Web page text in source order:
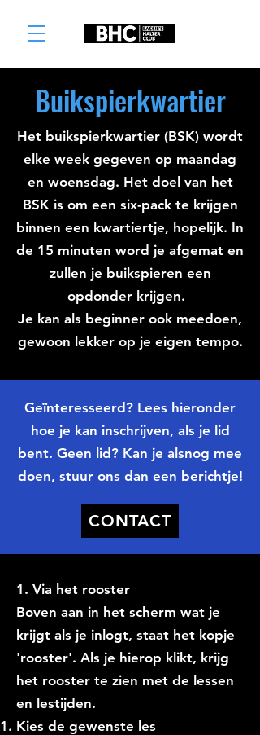
Buikspierkwartier
Het buikspierkwartier (BSK) wordt
elke week gegeven op maandag
en woensdag. Het doel van het
BSK is om een six-pack te krijgen
binnen een kwartiertje, hopelijk. In
de 15 minuten word je afgemat en
zullen je buikspieren een
opdonder krijgen.
Je kan als beginner ook meedoen,
gewoon lekker op je eigen tempo.
Geïnteresseerd ? Lees hieronder
hoe je kan inschrijven, als je lid
bent. Geen lid? Kan je alsnog mee
doen, stuur ons dan een berichtje!
CONTACT
1. Via het rooster
Boven aan in het scherm wat je
krijgt als je inlogt, staat het kopje
'rooster'. Als je hierop klikt, krijg
het rooster te zien met de lessen
en lestijden.
Kies de gewenste les